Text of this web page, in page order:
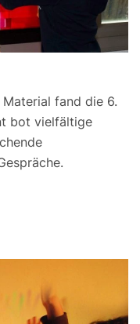
Material fand die 6.
bot vielfältige